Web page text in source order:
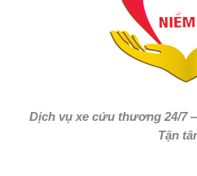
Dịch vụ xe cứu thương 24/7
Tận